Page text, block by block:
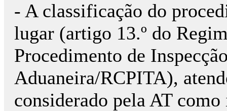
- A classificação do
lugar (artigo 13.º do
Procedimento de
Aduaneira/RCPITA),
considerado pela AT